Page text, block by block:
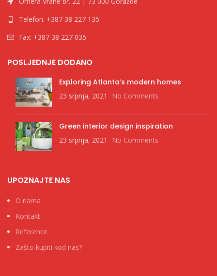
Telefon: +387 38 227 135
Fax: +387 38 227 035
POSLJEDNJE DODANO
Exploring Atlanta’s modern homes
23 srpnja, 2021 No Comments
Green interior design inspiration
23 srpnja, 2021 No Comments
UPOZNAJTE NAS
O nama
Kontakt
Reference
Zašto kupiti kod nas?